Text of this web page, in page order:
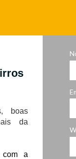
boas
da
com a